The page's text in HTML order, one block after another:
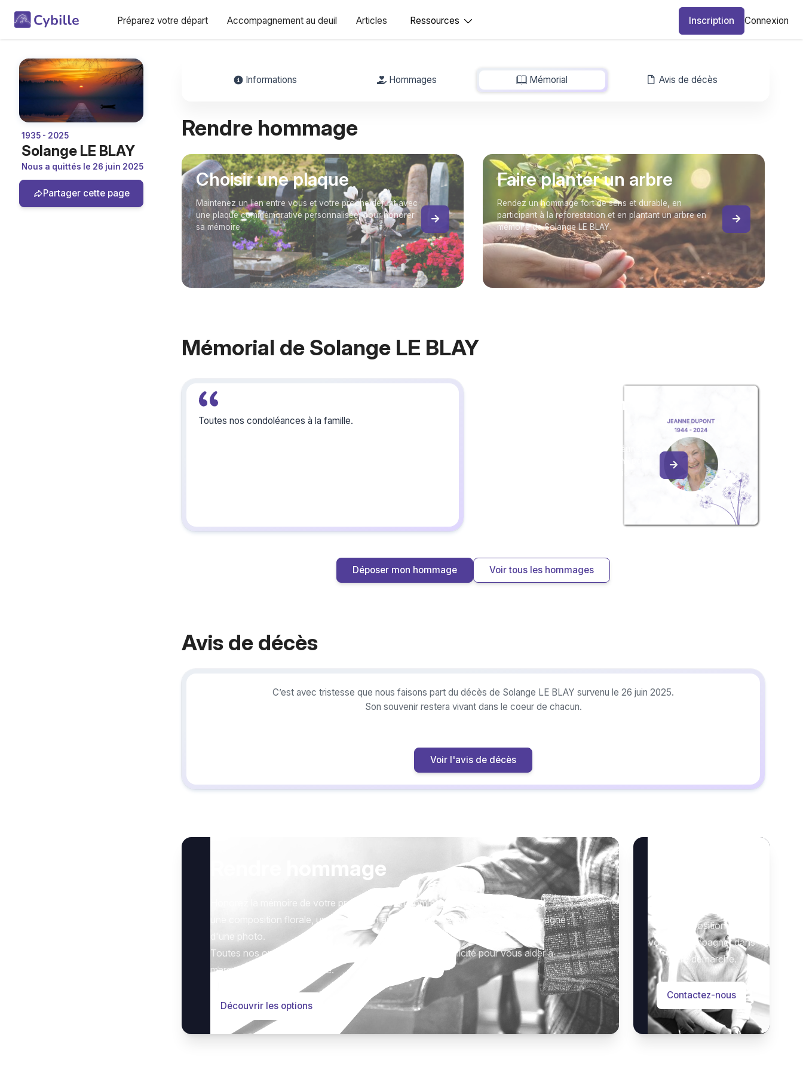
Préparez votre départ Accompagnement au deuil Articles Ressources Inscription Connexion
1935 - 2025
Solange LE BLAY
Nous a quittés le 26 juin 2025
Partager cette page
Informations Hommages Mémorial Avis de décès
-
Rendre hommage
Choisir une plaque
Maintenez un lien entre vous et votre proche défunt avec
une plaque commémorative personnalisée, pour honorer
sa mémoire.
Faire planter un arbre
Rendez un hommage fort de sens et durable, en
participant à la reforestation et en plantant un arbre en
mémoire de Solange LE BLAY.
Mémorial de Solange LE BLAY
Toutes nos condoléances à la famille.
Créez un album
Créez un album collaboratif en réunissant
les hommages à Solange LE BLAY, pour
Déposer mon hommage Voir tous les hommages
Avis de décès
C’est avec tristesse que nous faisons part du décès de Solange LE BLAY survenu le 26 juin 2025.
Son souvenir restera vivant dans le coeur de chacun.
Voir l'avis de décès
Rendre hommage
Honorez la mémoire de votre proche avec un hommage qui vous ressemble :
une composition florale, une plaque, un arbre, ou encore un message accompagné
d'une photo.
Toutes nos options sont présentées avec respect et simplicité pour vous aider à
marquer le geste qui compte.
Découvrir les options
votre disposition pour
vous accompagner dans
votre démarche.
Contactez-nous